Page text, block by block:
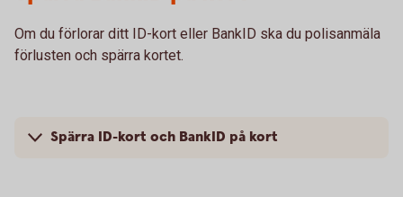
Om du förlorar ditt ID-kort eller BankID ska du polisanmäla
förlusten och spärra kortet.
Spärra ID-kort och BankID på kort